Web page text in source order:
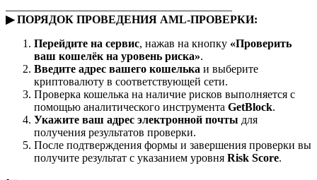
▶ ПОРЯДОК ПРОВЕДЕНИЯ AML-ПРОВЕРКИ:
Перейдите на сервис, нажав на кнопку «Проверить
ваш кошелёк на уровень риска».
Введите адрес вашего кошелька и выберите
криптовалюту в соответствующей сети.
Проверка кошелька на наличие рисков выполняется с
помощью аналитического инструмента GetBlock.
Укажите ваш адрес электронной почты для
получения результатов проверки.
После подтверждения формы и завершения проверки вы
получите результат с указанием уровня Risk Score.